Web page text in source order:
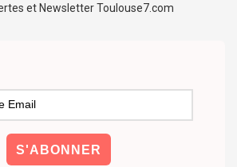
et Newsletter Toulouse7.com